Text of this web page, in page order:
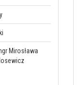
Mirosława